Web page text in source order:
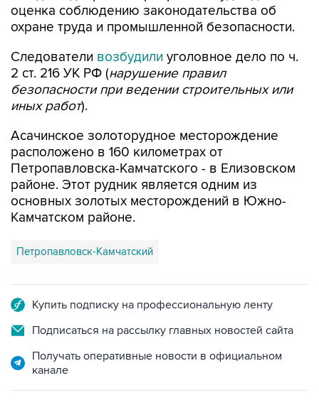
оценка соблюдению законодательства об
охране труда и промышленной безопасности.
Следователи возбудили уголовное дело по ч.
2 ст. 216 УК РФ (нарушение правил
безопасности при ведении строительных или
иных работ).
Асачинское золоторудное месторождение
расположено в 160 километрах от
Петропавловска-Камчатского - в Елизовском
районе. Этот рудник является одним из
основных золотых месторождений в Южно-
Камчатском районе.
Петропавловск-Камчатский
Купить подписку на профессиональную ленту
Подписаться на рассылку главных новостей сайта
Получать оперативные новости в официальном
канале